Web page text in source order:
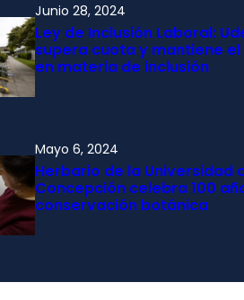
Junio 28, 2024
Ley de Inclusión Laboral:
supera cuota y mantiene
en materia de inclusión
Mayo 6, 2024
Herbario de la Universidad
Concepción celebra 100
conservación botánica